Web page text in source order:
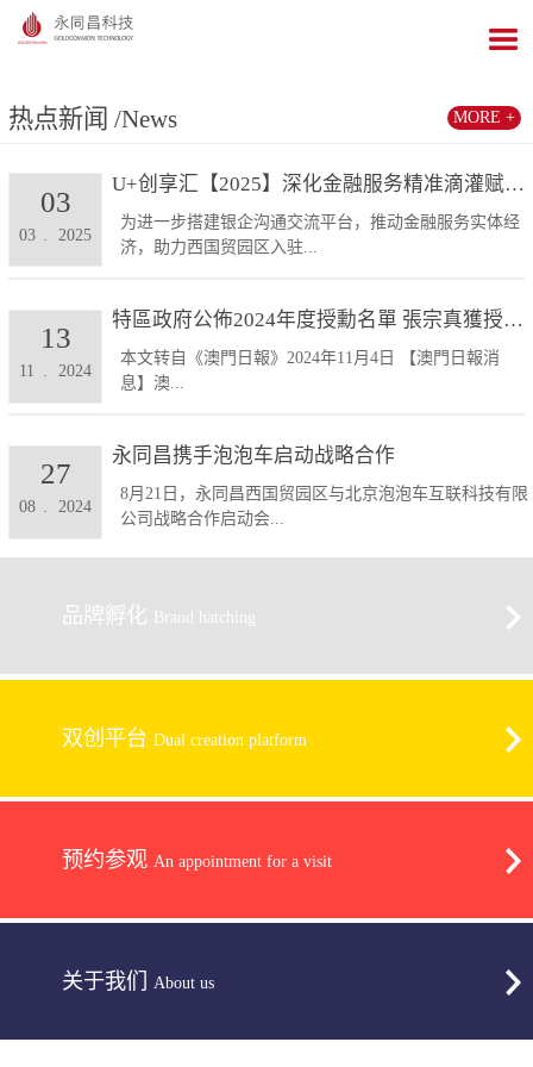
热点新闻 /News
U+创享汇【2025】深化金融服务精准滴灌赋能发展...
为进一步搭建银企沟通交流平台，推动金融服务实体经
济，助力西国贸园区入驻...
03 2025
03
特區政府公佈2024年度授勳名單 張宗真獲授予專業...
本文转自《澳門日報》2024年11月4日 【澳門日報消
息】澳...
11 2024
13
永同昌携手泡泡车启动战略合作
8月21日，永同昌西国贸园区与北京泡泡车互联科技有限
公司战略合作启动会...
08 . 2024
27
MORE +
品牌孵化 Brand hatching
双创平台 Dual creation platform
预约参观 An appointment for a visit
关于我们 About us